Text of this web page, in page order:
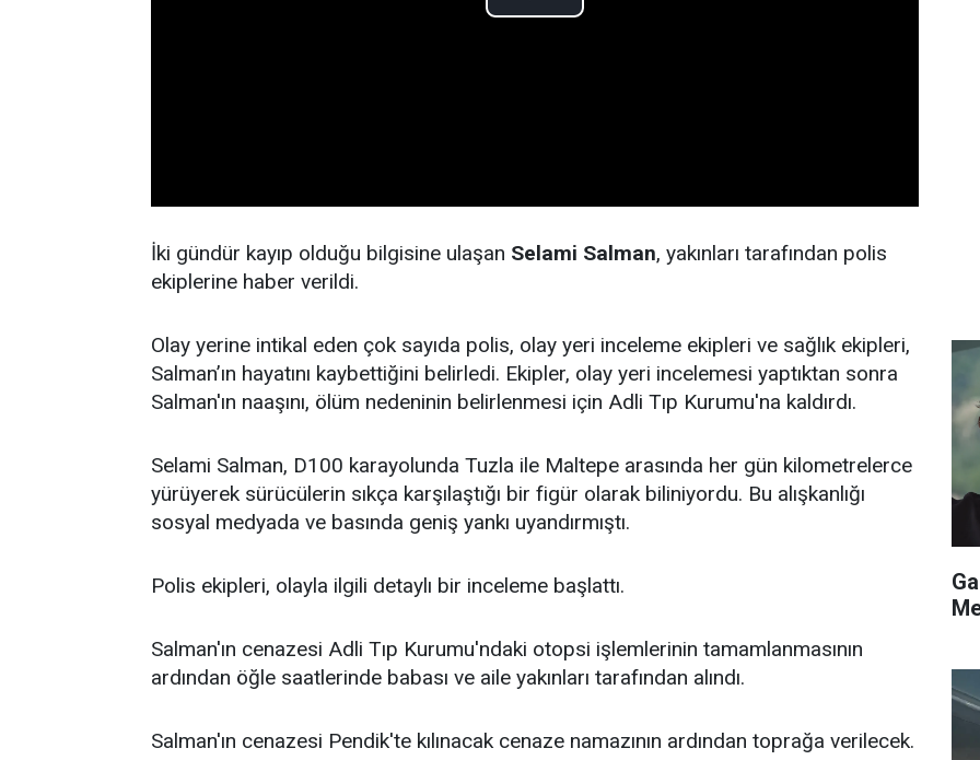
İki gündür kayıp olduğu bilgisine ulaşan Selami Salman, yakınları tarafından polis
ekiplerine haber verildi.
Olay yerine intikal eden çok sayıda polis, olay yeri inceleme ekipleri ve sağlık ekipleri,
Salman’ın hayatını kaybettiğini belirledi. Ekipler, olay yeri incelemesi yaptıktan sonra
Salman'ın naaşını, ölüm nedeninin belirlenmesi için Adli Tıp Kurumu'na kaldırdı.
Selami Salman, D100 karayolunda Tuzla ile Maltepe arasında her gün kilometrelerce
yürüyerek sürücülerin sıkça karşılaştığı bir figür olarak biliniyordu. Bu alışkanlığı
sosyal medyada ve basında geniş yankı uyandırmıştı.
Polis ekipleri, olayla ilgili detaylı bir inceleme başlattı.
Salman'ın cenazesi Adli Tıp Kurumu'ndaki otopsi işlemlerinin tamamlanmasının
ardından öğle saatlerinde babası ve aile yakınları tarafından alındı.
Salman'ın cenazesi Pendik'te kılınacak cenaze namazının ardından toprağa verilecek.